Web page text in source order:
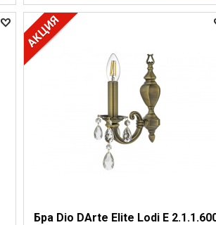
Бра Dio DArte Elite Lodi E